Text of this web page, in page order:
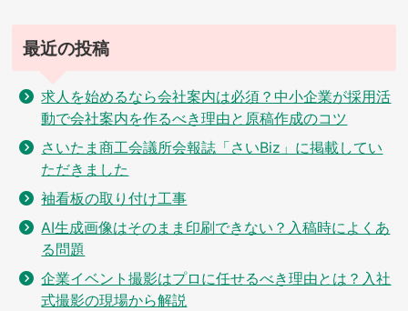
最近の投稿
求人を始めるなら会社案内は必須？中小企業が採用活
動で会社案内を作るべき理由と原稿作成のコツ
さいたま商工会議所会報誌「さいBiz」に掲載してい
ただきました
袖看板の取り付け工事
AI生成画像はそのまま印刷できない？入稿時によくあ
る問題
企業イベント撮影はプロに任せるべき理由とは？入社
式撮影の現場から解説